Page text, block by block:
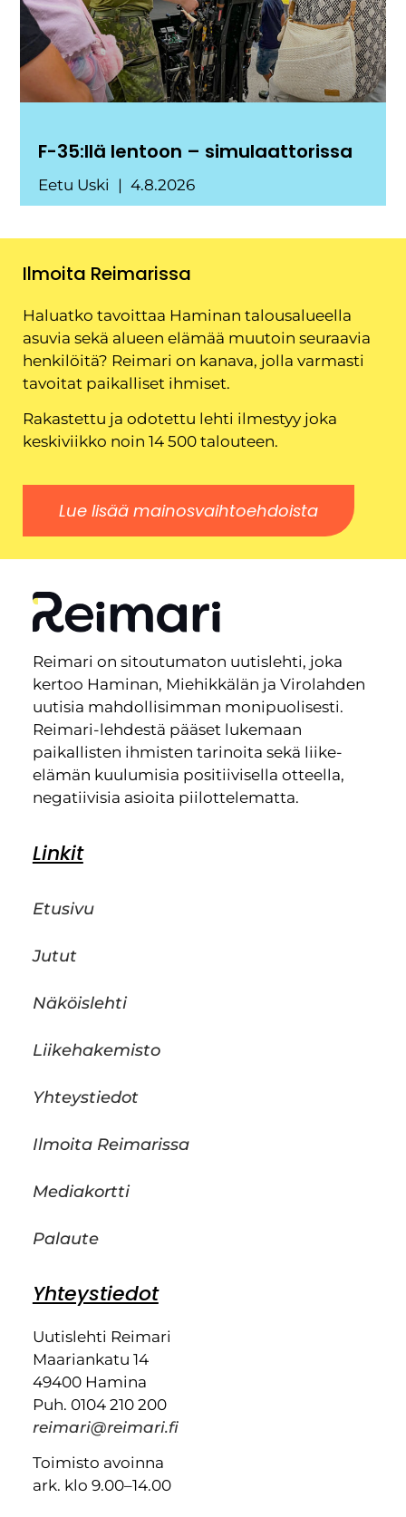
F-35:llä lentoon – simulaattorissa
Eetu Uski 4.8.2026
Ilmoita Reimarissa
Haluatko tavoittaa Haminan talousalueella
asuvia sekä alueen elämää muutoin seuraavia
henkilöitä? Reimari on kanava, jolla varmasti
tavoitat paikalliset ihmiset.
Rakastettu ja odotettu lehti ilmestyy joka
keskiviikko noin 14 500 talouteen.
Lue lisää mainosvaihtoehdoista
Reimari on sitoutumaton uutislehti, joka
kertoo Haminan, Miehikkälän ja Virolahden
uutisia mahdollisimman monipuolisesti.
Reimari-lehdestä pääset lukemaan
paikallisten ihmisten tarinoita sekä liike-
elämän kuulumisia positiivisella otteella,
negatiivisia asioita piilottelematta.
Linkit
Etusivu
Jutut
Näköislehti
Liikehakemisto
Yhteystiedot
Ilmoita Reimarissa
Mediakortti
Palaute
Yhteystiedot
Uutislehti Reimari
Maariankatu 14
49400 Hamina
Puh. 0104 210 200
reimari@reimari.fi
Toimisto avoinna
ark. klo 9.00–14.00